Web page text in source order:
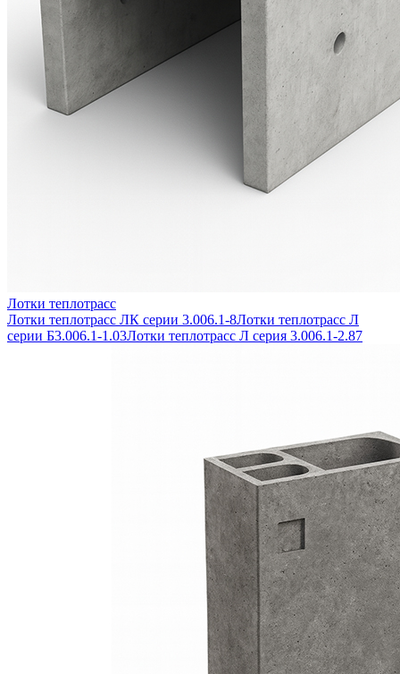
Лотки теплотрасс
Лотки теплотрасс ЛК серии 3.006.1-8Лотки теплотрасс Л
серии Б3.006.1-1.03Лотки теплотрасс Л серия 3.006.1-2.87